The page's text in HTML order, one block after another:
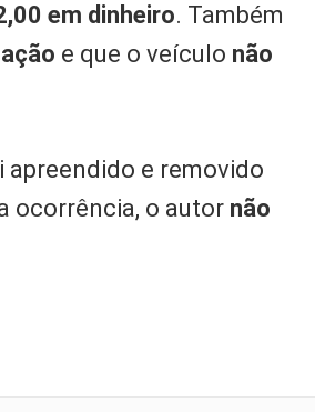
em dinheiro. Também
e que o veículo não
apreendido e removido
ocorrência, o autor não